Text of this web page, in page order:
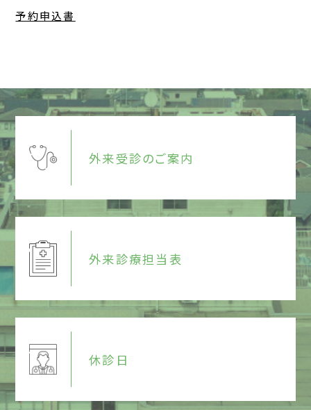
予約申込書
外来受診のご案内
外来診療担当表
休診日